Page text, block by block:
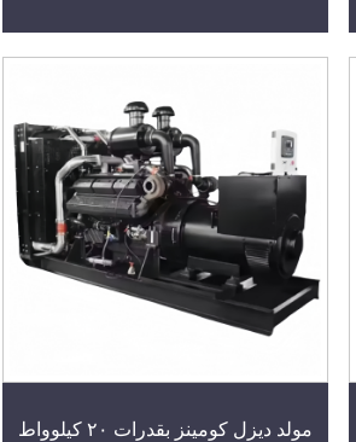
انقطاع التيار الكهربائي، مولد هادئ
الضوضاء
مولد ديزل كومينز بقدرات ٢٠ كيلوواط